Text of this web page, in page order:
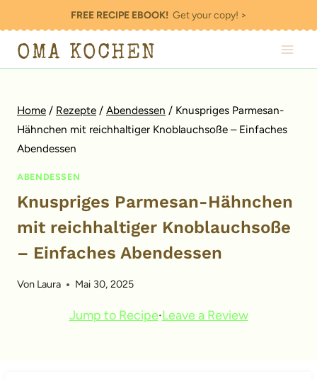
Inhalt
springen
FREE RECIPE EBOOK!Get your copy! >
OMA KOCHEN
Home / Rezepte / Abendessen / Knuspriges Parmesan-
Hähnchen mit reichhaltiger Knoblauchsoße – Einfaches
Abendessen
ABENDESSEN
Knuspriges Parmesan-Hähnchen
mit reichhaltiger Knoblauchsoße
– Einfaches Abendessen
Von Laura Mai 30, 2025
Jump to Recipe·Leave a Review